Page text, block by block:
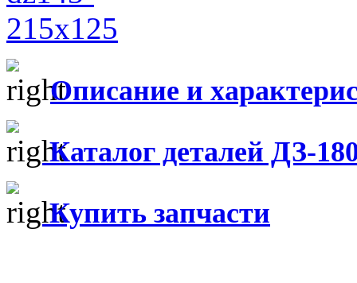
Описание и
Каталог деталей ДЗ-
Купить запчасти